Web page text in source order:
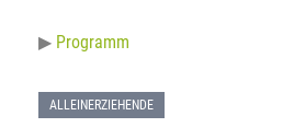
Programm
ALLEINERZIEHENDE